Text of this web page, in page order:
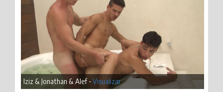
Iziz & Jonathan & Alef -Visualizar